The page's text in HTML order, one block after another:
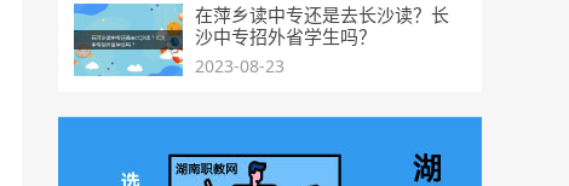
在萍乡读中专还是去长沙读？长
沙中专招外省学生吗？
2023-08-23